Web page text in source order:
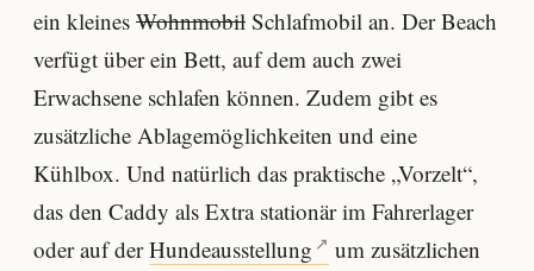
ein kleines Wohnmobil Schlafmobil an. Der Beach
verfügt über ein Bett, auf dem auch zwei
Erwachsene schlafen können. Zudem gibt es
zusätzliche Ablagemöglichkeiten und eine
Kühlbox. Und natürlich das praktische „Vorzelt“,
das den Caddy als Extra stationär im Fahrerlager
oder auf derHundeausstellung
um zusätzlichen